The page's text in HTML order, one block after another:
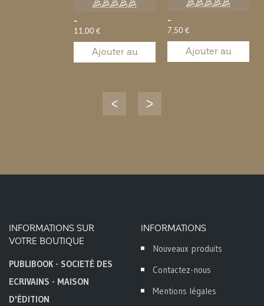
-
11,00 €
Ajouter au
-
7,50 €
Ajouter au
INFORMATIONS SUR
VOTRE BOUTIQUE
PUBLIBOOK - SOCIETÉ DES
ECRIVAINS - MAISON
D'ÉDITION
INFORMATIONS
Nouveaux produits
Contactez-nous
Mentions légales